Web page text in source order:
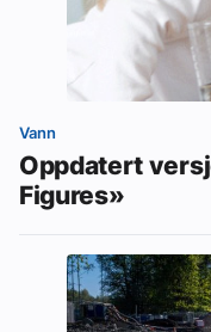
Vann
Oppdatert
Figures»